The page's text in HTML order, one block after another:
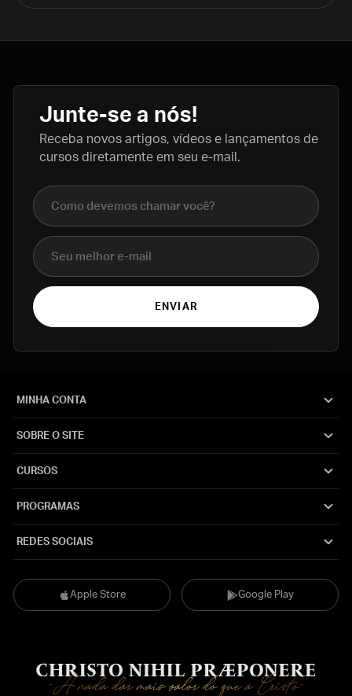
Junte-se a nós!
Receba novos artigos, vídeos e lançamentos de
cursos diretamente em seu e-mail.
Nome completo
E-mail
ENVIAR
Apple Store Google Play
MINHA CONTA
SOBRE O SITE
CURSOS
PROGRAMAS
REDES SOCIAIS